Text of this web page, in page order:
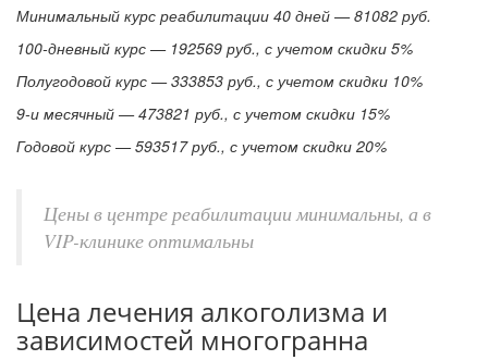
Минимальный курс реабилитации 40 дней — 81082 руб.
100-дневный курс — 192569 руб., с учетом скидки 5%
Полугодовой курс — 333853 руб., с учетом скидки 10%
9-и месячный — 473821 руб., с учетом скидки 15%
Годовой курс — 593517 руб., с учетом скидки 20%
Цены в центре реабилитации минимальны, а в
VIP-клинике оптимальны
Цена лечения алкоголизма и
зависимостей многогранна